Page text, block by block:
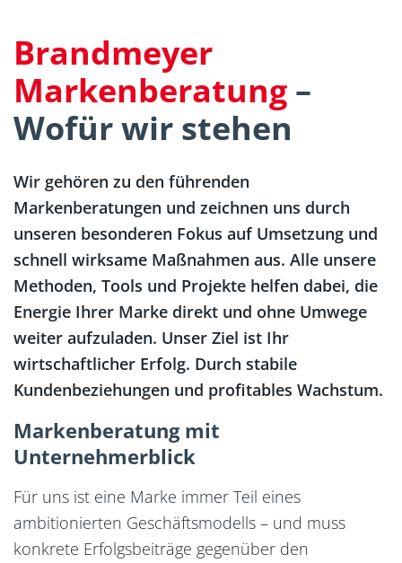
Brandmeyer
Markenberatung –
Wofür wir stehen
Wir gehören zu den führenden
Markenberatungen und zeichnen uns durch
unseren besonderen Fokus auf Umsetzung und
schnell wirksame Maßnahmen aus. Alle unsere
Methoden, Tools und Projekte helfen dabei, die
Energie Ihrer Marke direkt und ohne Umwege
weiter aufzuladen. Unser Ziel ist Ihr
wirtschaftlicher Erfolg. Durch stabile
Kundenbeziehungen und profitables Wachstum.
Markenberatung mit
Unternehmerblick
Für uns ist eine Marke immer Teil eines
ambitionierten Geschäftsmodells – und muss
konkrete Erfolgsbeiträge gegenüber den